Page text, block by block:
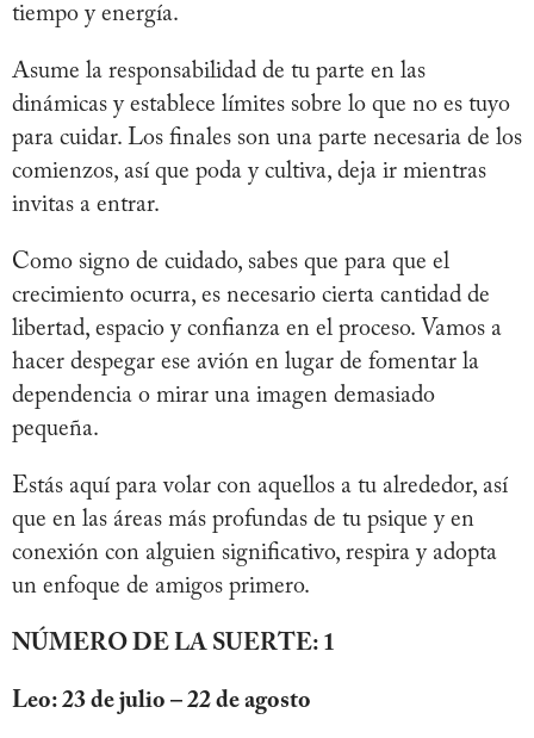
tiempo y energía.
Asume la responsabilidad de tu parte en las
dinámicas y establece límites sobre lo que no es tuyo
para cuidar. Los finales son una parte necesaria de los
comienzos, así que poda y cultiva, deja ir mientras
invitas a entrar.
Como signo de cuidado, sabes que para que el
crecimiento ocurra, es necesario cierta cantidad de
libertad, espacio y confianza en el proceso. Vamos a
hacer despegar ese avión en lugar de fomentar la
dependencia o mirar una imagen demasiado
pequeña.
Estás aquí para volar con aquellos a tu alrededor, así
que en las áreas más profundas de tu psique y en
conexión con alguien significativo, respira y adopta
un enfoque de amigos primero.
NÚMERO DE LA SUERTE: 1
Leo: 23 de julio – 22 de agosto